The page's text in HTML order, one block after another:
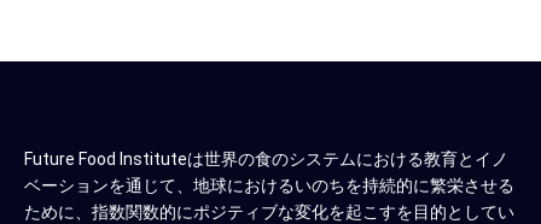
Future Food Instituteは世界の食のシステムにおける教育とイノ
ベーションを通じて、地球におけるいのちを持続的に繁栄させる
ために、指数関数的にポジティブな変化を起こすを目的としてい